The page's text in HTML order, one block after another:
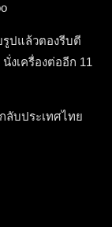
รูปแล้วตองรีบตี
งเครื่องต่ออีก 11
ลับประเทศไทย